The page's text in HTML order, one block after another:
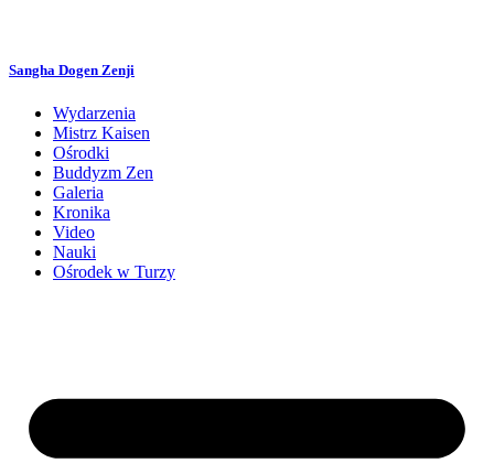
treści
Sangha Dogen Zenji
Wydarzenia
Mistrz Kaisen
Ośrodki
Buddyzm Zen
Galeria
Kronika
Video
Nauki
Ośrodek w Turzy